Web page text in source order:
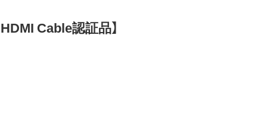
Cable認証品】